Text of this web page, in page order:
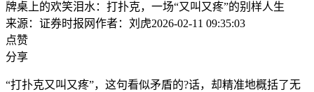
牌桌上的欢笑泪水：打扑克，一场“又叫又疼”的别样人生
来源：证券时报网作者：刘虎2026-02-11 09:35:03
点赞
分享
“打扑克又叫又疼”，这句看似矛盾的?话，却精准地概括了无